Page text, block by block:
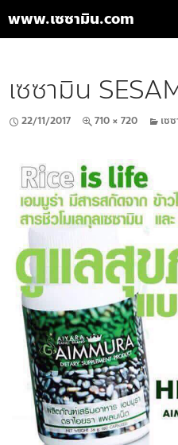
www.เซซามิน.com
เนื้อหา
เซซามิน
22/11/2017 710 × 720 เซ